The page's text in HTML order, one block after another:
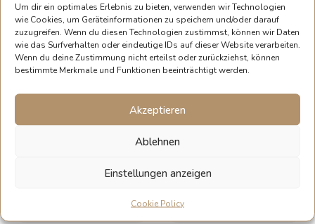
Um dir ein optimales Erlebnis zu bieten, verwenden wir Technologien
wie Cookies, um Geräteinformationen zu speichern und/oder darauf
zuzugreifen. Wenn du diesen Technologien zustimmst, können wir Daten
wie das Surfverhalten oder eindeutige IDs auf dieser Website verarbeiten.
Wenn du deine Zustimmung nicht erteilst oder zurückziehst, können
bestimmte Merkmale und Funktionen beeinträchtigt werden.
Akzeptieren
Ablehnen
Einstellungen anzeigen
Cookie Policy
Eye gel –
Augengel für empfindliche
Pimple Cream – Spezialpflege
Hautunreinheiten